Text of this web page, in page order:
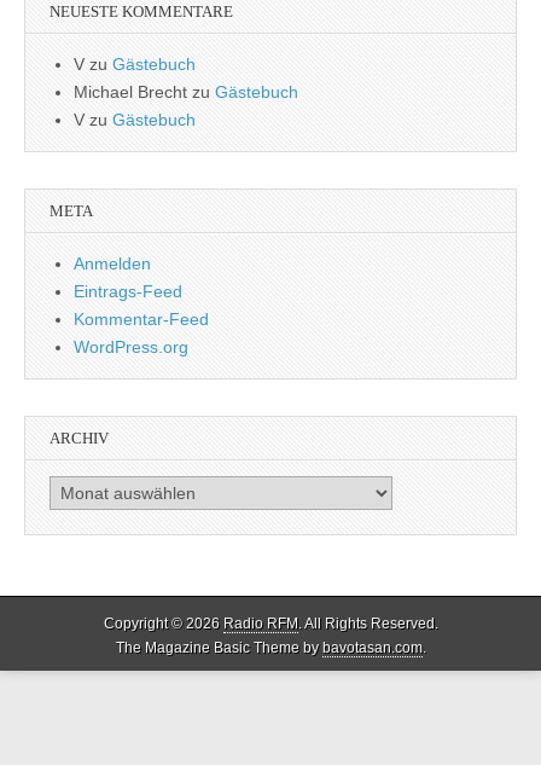
NEUESTE KOMMENTARE
V zu Gästebuch
Michael Brecht zu Gästebuch
Vzu Gästebuch
META
Anmelden
Eintrags-Feed
Kommentar-Feed
WordPress.org
ARCHIV
Archiv
Copyright © 2026 Radio RFM. All Rights Reserved.
The Magazine Basic Theme bybavotasan.com.